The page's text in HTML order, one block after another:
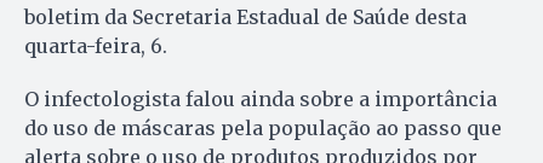
boletim da Secretaria Estadual de Saúde desta
quarta-feira, 6.
O infectologista falou ainda sobre a importância
do uso de máscaras pela população ao passo que
alerta sobre o uso de produtos produzidos por